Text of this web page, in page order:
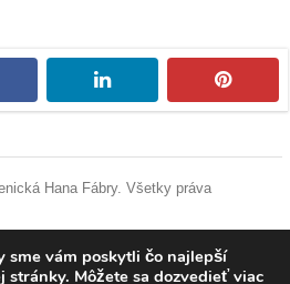
linkedin
Hana Fábry. Všetky práva
sme vám poskytli čo najlepší
stránky. Môžete sa dozvedieť viac